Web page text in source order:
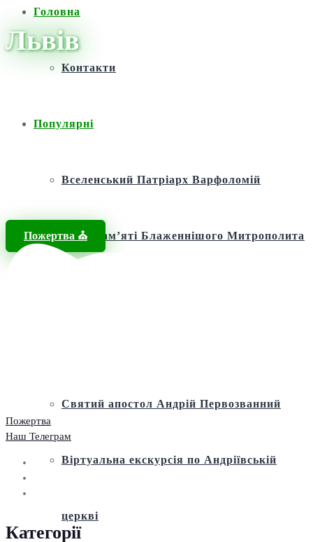
Головна
Контакти
Популярні
Вселенський Патріарх Варфоломій
Фонд пам’яті Блаженнішого Митрополита
Святий апостол Андрій Первозванний
Віртуальна екскурсія по Андріївській
церкві
Пожертва ⛪️
Львів
Пожертва
Наш Телеграм
Категорії